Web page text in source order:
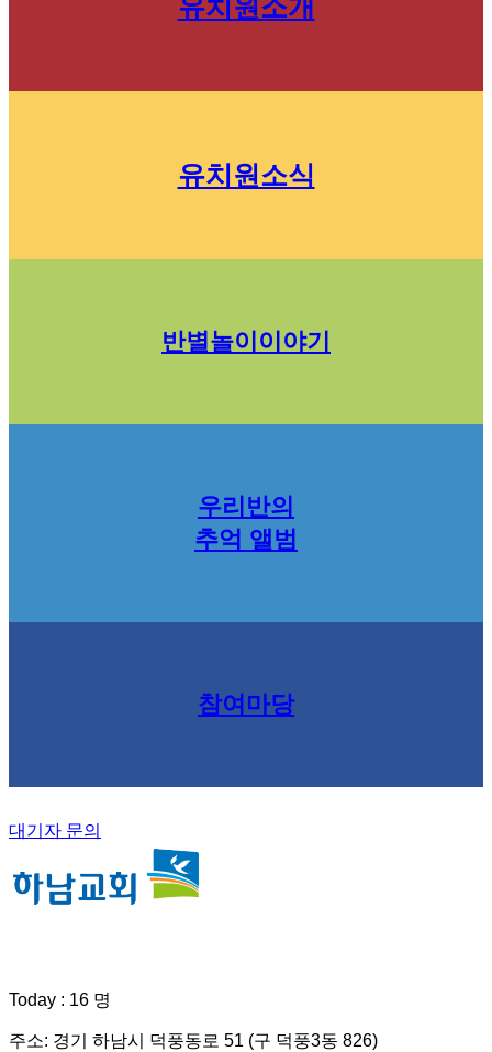
유치원소개
유치원소식
반별놀이이야기
우리반의
추억 앨범
참여마당
대기자 문의
Today : 16 명
주소: 경기 하남시 덕풍동로 51 (구 덕풍3동 826)